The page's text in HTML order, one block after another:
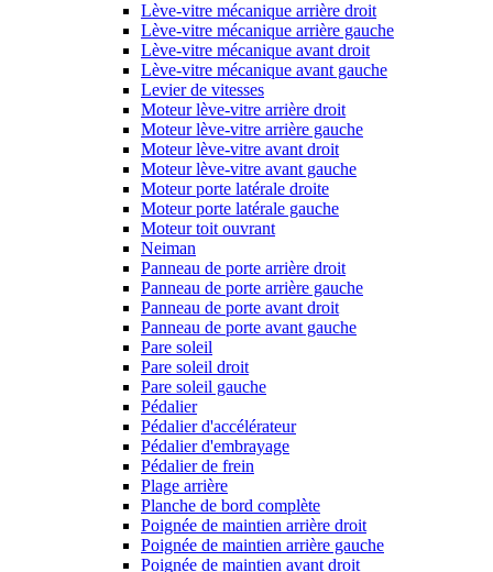
Lève-vitre mécanique arrière droit
Lève-vitre mécanique arrière gauche
Lève-vitre mécanique avant droit
Lève-vitre mécanique avant gauche
Levier de vitesses
Moteur lève-vitre arrière droit
Moteur lève-vitre arrière gauche
Moteur lève-vitre avant droit
Moteur lève-vitre avant gauche
Moteur porte latérale droite
Moteur porte latérale gauche
Moteur toit ouvrant
Neiman
Panneau de porte arrière droit
Panneau de porte arrière gauche
Panneau de porte avant droit
Panneau de porte avant gauche
Pare soleil
Pare soleil droit
Pare soleil gauche
Pédalier
Pédalier d'accélérateur
Pédalier d'embrayage
Pédalier de frein
Plage arrière
Planche de bord complète
Poignée de maintien arrière droit
Poignée de maintien arrière gauche
Poignée de maintien avant droit